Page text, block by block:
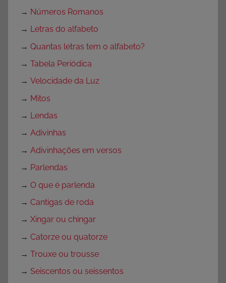
e
r
S
a
o
→ Números Romanos
→ Letras do alfabeto
→ Quantas letras tem o alfabeto?
→ Tabela Periódica
→ Velocidade da Luz
→ Mitos
→ Lendas
→ Adivinhas
→ Adivinhações em versos
→ Parlendas
→ O que é parlenda
→ Cantigas de roda
→ Xingar ou chingar
→ Catorze ou quatorze
→ Trouxe ou trousse
→ Seiscentos ou seissentos